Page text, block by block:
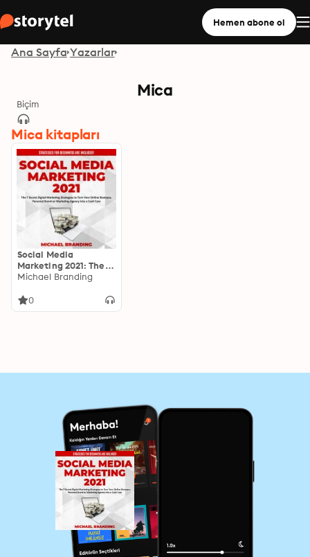
Hemen abone ol
Ana Sayfa Yazarlar
Mica
Biçim
Mica kitapları
Social Media
Marketing 2021: The 7
Secret Digital
to Turn Your Online
Michael Branding
0